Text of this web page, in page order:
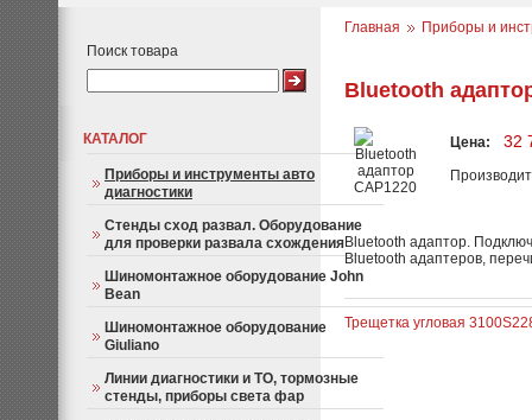
Поиск товара
КАТАЛОГ
Приборы и инструменты авто
диагностики
Стенды сход развал. Оборудование
для проверки развала схождения
Шиномонтажное оборудование John
Bean
Шиномонтажное оборудование
Giuliano
Линии диагностики и ТО, тормозные
стенды, приборы света фар
Главная Приборы и
Bluetooth
Цена: 32
Bluetooth адаптор.
Bluetooth адаптеров,
Трещетка угловая 3100